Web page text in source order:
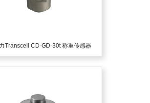
Transcell CD-GD-30t 称重传感器